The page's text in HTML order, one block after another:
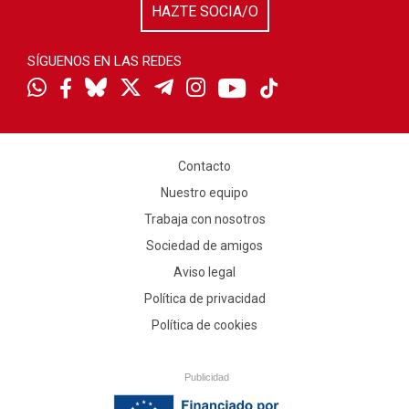
HAZTE SOCIA/O
SÍGUENOS EN LAS REDES
Contacto
Nuestro equipo
Trabaja con nosotros
Sociedad de amigos
Aviso legal
Política de privacidad
Política de cookies
Publicidad